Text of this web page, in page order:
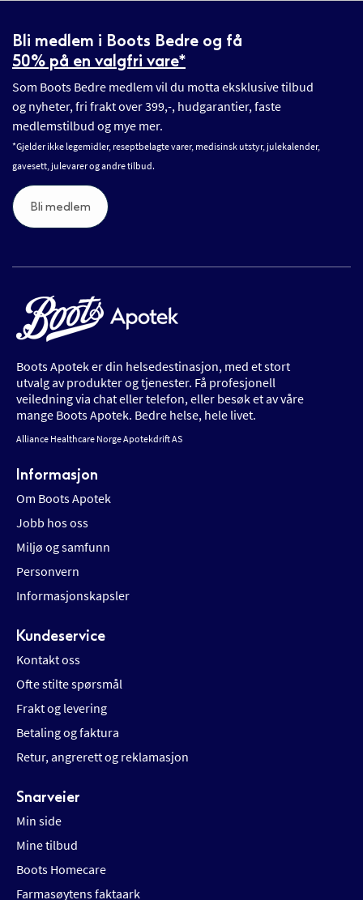
Bli medlem i Boots Bedre og få
50% på en valgfri vare*
Som Boots Bedre medlem vil du motta eksklusive tilbud
og nyheter, fri frakt over 399,-, hudgarantier, faste
medlemstilbud og mye mer.
*Gjelder ikke legemidler, reseptbelagte varer, medisinsk utstyr, julekalender,
gavesett, julevarer og andre tilbud.
Bli medlem
Boots Apotek er din helsedestinasjon, med et stort
utvalg av produkter og tjenester. Få profesjonell
veiledning via chat eller telefon, eller besøk et av våre
mange Boots Apotek. Bedre helse, hele livet.
Alliance Healthcare Norge Apotekdrift AS
Informasjon
Om Boots Apotek
Jobb hos oss
Miljø og samfunn
Personvern
Informasjonskapsler
Kundeservice
Kontakt oss
Ofte stilte spørsmål
Frakt og levering
Betaling og faktura
Retur, angrerett og reklamasjon
Snarveier
Min side
Mine tilbud
Boots Homecare
Farmasøytens faktaark